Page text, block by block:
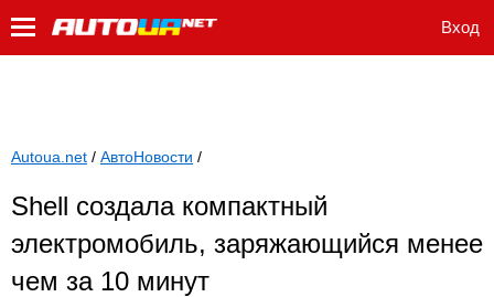
Вход
Autoua.net / АвтоНовости /
Shell создала компактный
электромобиль, заряжающийся менее
чем за 10 минут